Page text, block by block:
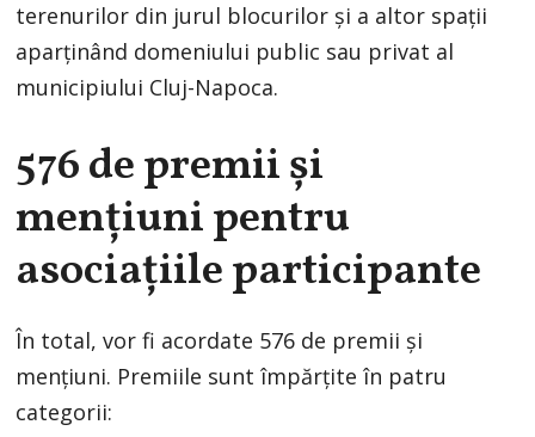
terenurilor din jurul blocurilor și a altor spații
aparținând domeniului public sau privat al
municipiului Cluj-Napoca.
576 de premii și
mențiuni pentru
asociațiile participante
În total, vor fi acordate 576 de premii și
mențiuni. Premiile sunt împărțite în patru
categorii: